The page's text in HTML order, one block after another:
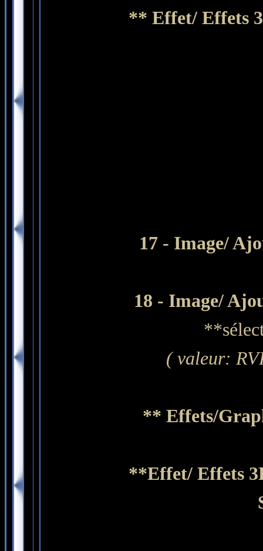
** Effet/ Effets
17 - Image/
18 - Image/
( valeur:
** Effets/
**Effet/ Effets